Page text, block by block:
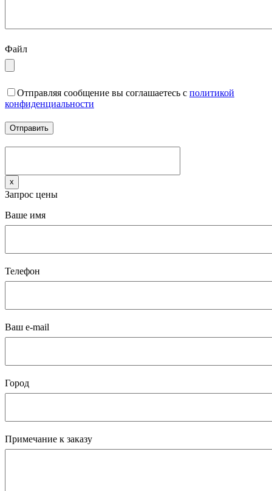
Файл
Отправляя сообщение вы соглашаетесь с политикой
конфиденциальности
x
Запрос цены
Ваше имя
Телефон
Ваш e-mail
Город
Примечание к заказу